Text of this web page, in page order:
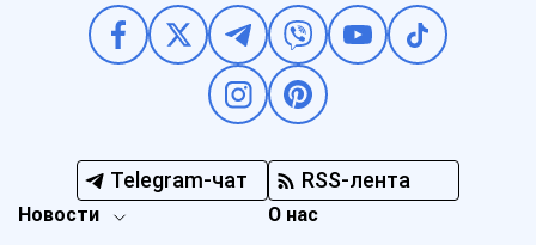
Telegram-чат RSS-лента
Новости О нас